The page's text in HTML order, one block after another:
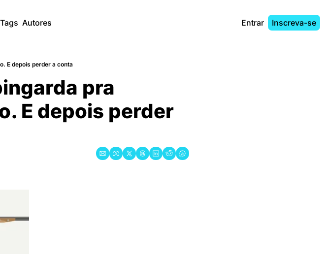
Tags Autores Entrar Inscreva-se
E depois perder a conta
pra
E depois perder